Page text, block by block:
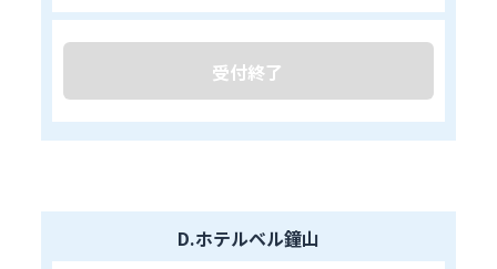
受付終了
D.ホテルベル鐘山